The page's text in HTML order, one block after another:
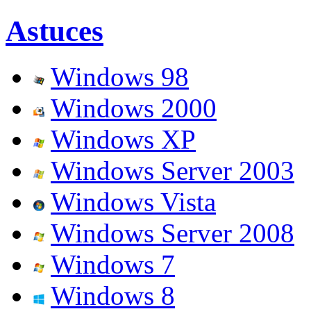
Astuces
Windows 98
Windows 2000
Windows XP
Windows Server 2003
Windows Vista
Windows Server 2008
Windows 7
Windows 8